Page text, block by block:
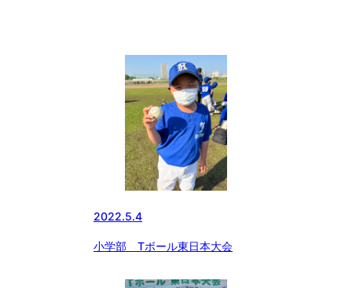
2022.5.4
小学部 Tボール東日本大会